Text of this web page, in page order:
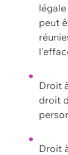
peut
Droit
droit
Droit